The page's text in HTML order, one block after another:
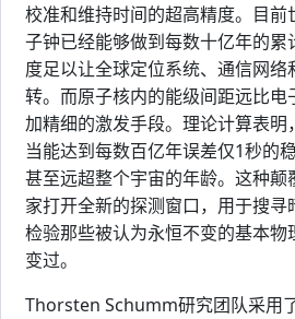
校准和维持时间的超高精度。目前
子钟已经能够做到每数十亿年的
度足以让全球定位系统、通信网
转。而原子核内的能级间距远比电
加精细的激发手段。理论计算表明
当能达到每数百亿年误差仅1秒的
甚至远超整个宇宙的年龄。这种
家打开全新的探测窗口，用于搜
检验那些被认为永恒不变的基本
变过。
Thorsten Schumm研究团队采用